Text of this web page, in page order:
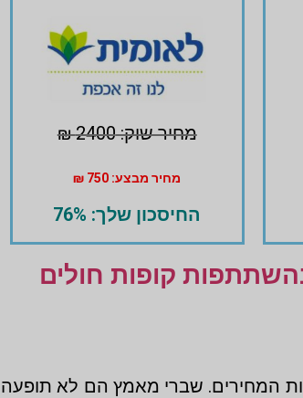
מחיר שוק: 2400 ₪
מחיר מבצע: 750 ₪
החיסכון שלך: 76%
קופות חולים
המחירים. שברי מאמץ הם לא תופעה